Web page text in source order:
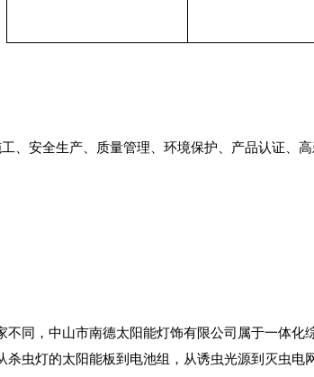
、安全生产、质量管理、环境保护、产品认证、
不同，中山市南德太阳能灯饰有限公司属于一体化
杀虫灯的太阳能板到电池组，从诱虫光源到灭虫